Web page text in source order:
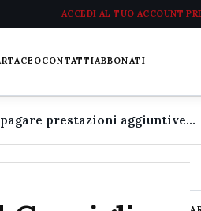
ACCEDI AL TUO ACCOUNT
CONTATTIABBONATI
Chirurgia al "Caracciolo", Greco: «Servirà solo a pagare prestazioni aggiuntive a medici con turni da 800 euro al giorno»